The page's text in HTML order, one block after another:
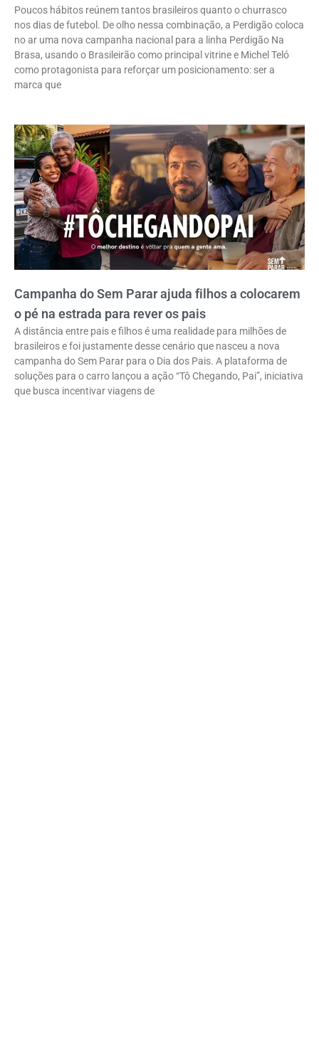
Poucos hábitos reúnem tantos brasileiros quanto o churrasco
nos dias de futebol. De olho nessa combinação, a Perdigão coloca
no ar uma nova campanha nacional para a linha Perdigão Na
Brasa, usando o Brasileirão como principal vitrine e Michel Teló
como protagonista para reforçar um posicionamento: ser a
marca que
Campanha do Sem Parar ajuda filhos a colocarem
o pé na estrada para rever os pais
A distância entre pais e filhos é uma realidade para milhões de
brasileiros e foi justamente desse cenário que nasceu a nova
campanha do Sem Parar para o Dia dos Pais. A plataforma de
soluções para o carro lançou a ação “Tô Chegando, Pai”, iniciativa
que busca incentivar viagens de